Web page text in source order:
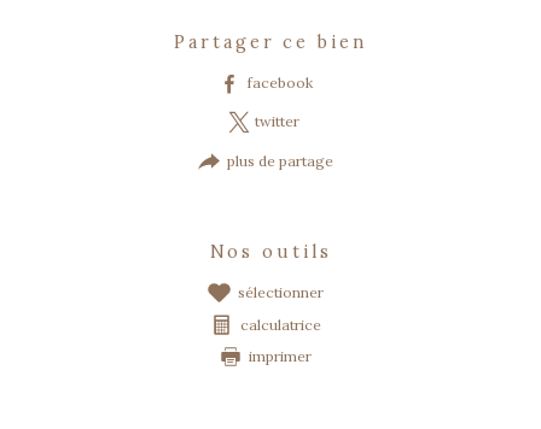
partager ce bien
facebook
twitter
plus de partage
nos outils
sélectionner
calculatrice
imprimer